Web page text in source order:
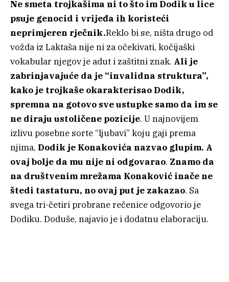
Ne smeta trojkašima ni to što im Dodik u lice
psuje genocid i vrijeđa ih koristeći
neprimjeren rječnik.Reklo bi se, ništa drugo od
vožda iz Laktaša nije ni za očekivati, kočijaški
vokabular njegov je adut i zaštitni znak. Ali je
zabrinjavajuće da je “invalidna struktura”,
kako je trojkaše okarakterisao Dodik,
spremna na gotovo sve ustupke samo da im se
ne diraju ustoličene pozicije. U najnovijem
izlivu posebne sorte “ljubavi” koju gaji prema
njima, Dodik je Konakovića nazvao glupim. A
ovaj bolje da mu nije ni odgovarao. Znamo da
na društvenim mrežama Konaković inače ne
štedi tastaturu, no ovaj put je zakazao. Sa
svega tri-četiri probrane rečenice odgovorio je
Dodiku. Doduše, najavio je i dodatnu elaboraciju.